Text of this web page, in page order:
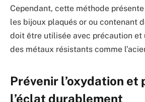
Cependant, cette méthode
les bijoux plaqués or ou contenant
doit être utilisée avec précaution et
des métaux résistants comme
Prévenir l’oxydation et
l’éclat durablement